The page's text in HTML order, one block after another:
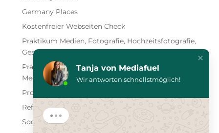
Germany Places
Kostenfreier Webseiten Check
Praktikum Medien, Fotografie, Hochzeitsfotografie,
Gestaltung, Marketing
Praktikum Medien, Shops, Marketing, SEO, Social
Media
Produktfotografie
Referenzen
Social Media Marketing
Tanja von Mediafuel
Wir antworten schnellstmöglich!